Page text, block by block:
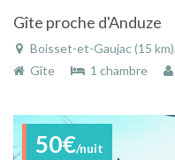
Gîte proche d'Anduze
Boisset-et-Gaujac (15 km),
Gîte
1 chambre
50€/nuit